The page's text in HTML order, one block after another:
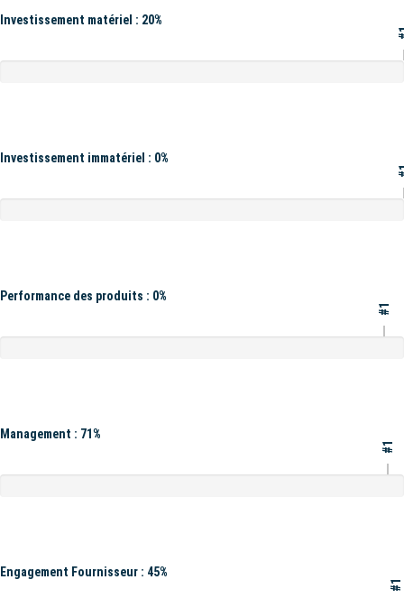
Investissement matériel : 20%
Investissement immatériel : 0%
Performance des produits : 0%
#1
Management : 71%
#1
Engagement Fournisseur : 45%
#1